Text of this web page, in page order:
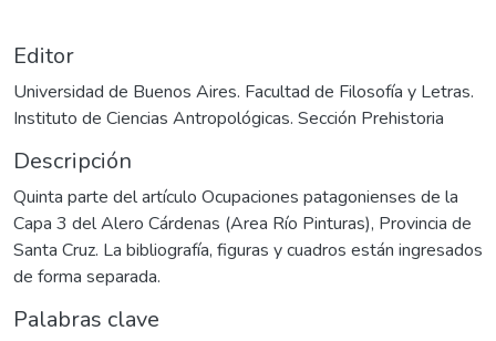
Editor
Universidad de Buenos Aires. Facultad de Filosofía y Letras.
Instituto de Ciencias Antropológicas. Sección Prehistoria
Descripción
Quinta parte del artículo Ocupaciones patagonienses de la
Capa 3 del Alero Cárdenas (Area Río Pinturas), Provincia de
Santa Cruz. La bibliografía, figuras y cuadros están ingresados
de forma separada.
Palabras clave